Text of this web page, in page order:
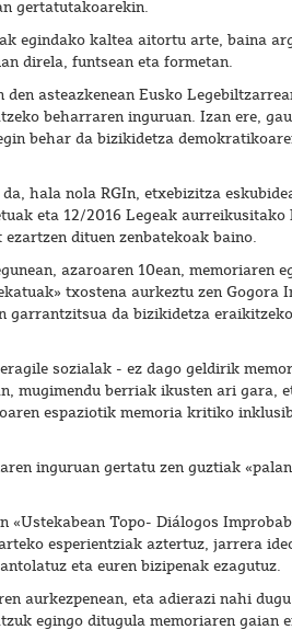
gertatutakoarekin.
egindako kaltea aitortu arte, baina
direla, funtsean eta formetan.
asteazkenean Eusko
beharraren inguruan. Izan ere,
behar da bizikidetza
hala nola RGIn, etxebizitza
eta 12/2016 Legeak
dituen zenbatekoak baino.
azaroaren 10ean, memoriaren
txostena aurkeztu zen Gogora
da bizikidetza
sozialak - ez dago geldirik
mugimendu berriak ikusten ari gara,
espaziotik memoria kritiko
inguruan gertatu zen guztiak
Topo- Diálogos
esperientziak aztertuz, jarrera
eta euren bizipenak ezagutuz.
aurkezpenean, eta adierazi nahi
egingo ditugula memoriaren gaian